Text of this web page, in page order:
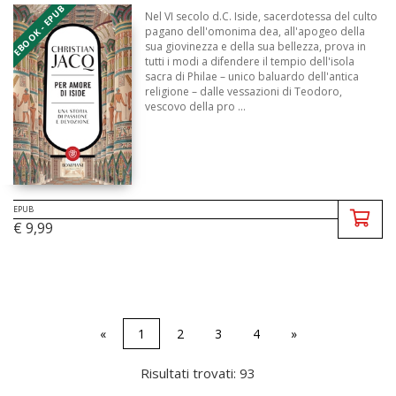
EBOOK - EPUB
Nel VI secolo d.C. Iside, sacerdotessa del culto
pagano dell'omonima dea, all'apogeo della
sua giovinezza e della sua bellezza, prova in
tutti i modi a difendere il tempio dell'isola
sacra di Philae – unico baluardo dell'antica
religione – dalle vessazioni di Teodoro,
vescovo della pro ...
EPUB
€ 9,99
« 1 2 3 4 »
Risultati trovati: 93